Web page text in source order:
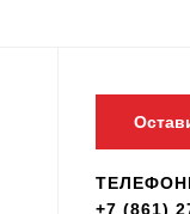
+7 (861)